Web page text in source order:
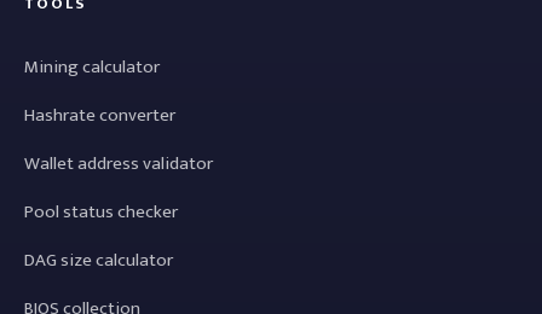
Mining calculator
Hashrate converter
Wallet address validator
Pool status checker
DAG size calculator